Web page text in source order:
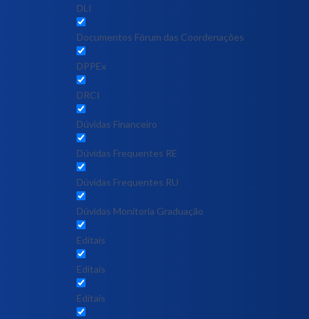
DLI
Documentos Fórum das Coordenações
DPPEx
DRCI
Dúvidas Financeiro
Dúvidas Frequentes RE
Dúvidas Frequentes RU
Dúvidas Monitoria Graduação
Editais
Editais
Editais